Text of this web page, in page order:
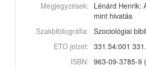
Megjegyzések: Lénárd Henrik:
mint hivatás
Szakbibliográfia: Szociológiai
ETO jelzet: 331.54:001
ISBN: 963-09-3785-9